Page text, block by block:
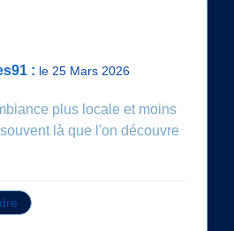
: le 25 Mars 2026
plus locale et moins
là que l'on découvre